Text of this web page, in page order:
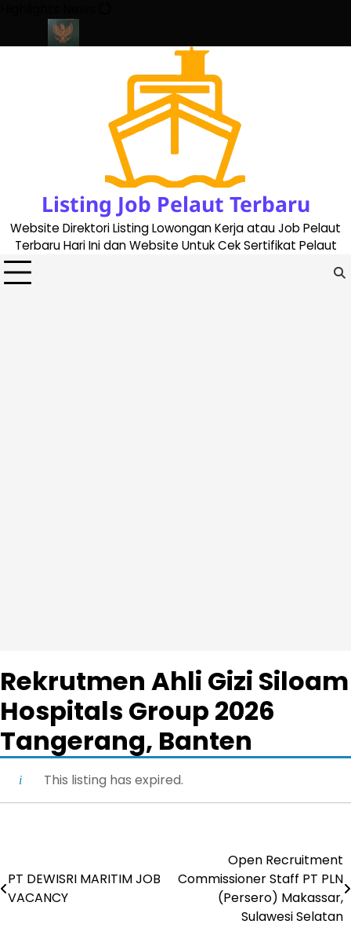
content
Listing Job Pelaut Terbaru
Website Direktori Listing Lowongan Kerja atau Job Pelaut
Terbaru Hari Ini dan Website Untuk Cek Sertifikat Pelaut
Rekrutmen Ahli Gizi Siloam
Hospitals Group 2026
Tangerang, Banten
This listing has expired.
navigation
PT DEWISRI MARITIM JOB
VACANCY
Open Recruitment
Commissioner Staff PT PLN
(Persero) Makassar,
Sulawesi Selatan